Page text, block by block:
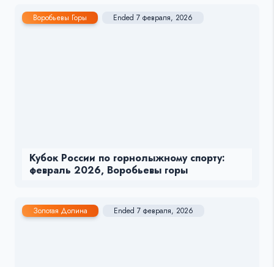
Воробьевы Горы Ended 7 февраля, 2026
Кубок России по горнолыжному спорту:
февраль 2026, Воробьевы горы
Золотая Долина Ended 7 февраля, 2026